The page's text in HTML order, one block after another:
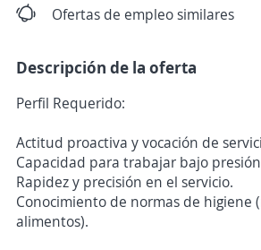
Ofertas de empleo similares
Descripción de la oferta
Perfil Requerido:
Actitud proactiva y vocación de
Capacidad para trabajar bajo
Rapidez y precisión en el servicio.
Conocimiento de normas de higiene
alimentos).